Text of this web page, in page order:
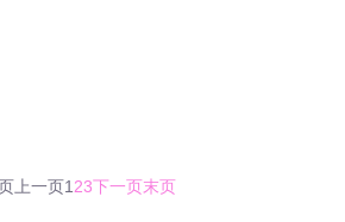
上一页1 23下一页末页